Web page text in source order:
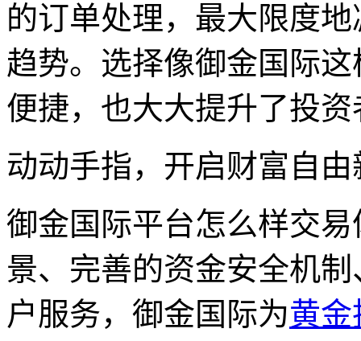
的订单处理，最大限度
趋势。选择像御金国际
便捷，也大大提升了投
动动手指，开启财富自由
御金国际平台怎么样交
景、完善的资金安全机
户服务，御金国际为黄金